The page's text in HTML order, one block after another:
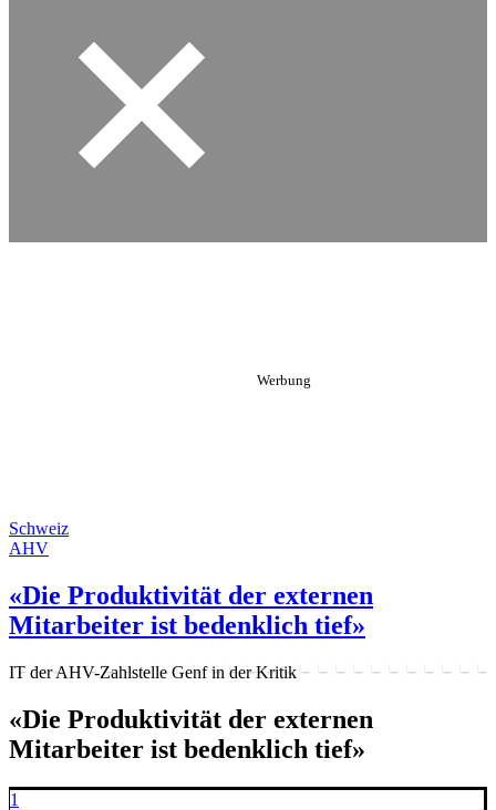
Schweiz
AHV
«Die Produktivität der externen
Mitarbeiter ist bedenklich tief»
IT der AHV-Zahlstelle Genf in der Kritik
«Die Produktivität der externen
Mitarbeiter ist bedenklich tief»
1